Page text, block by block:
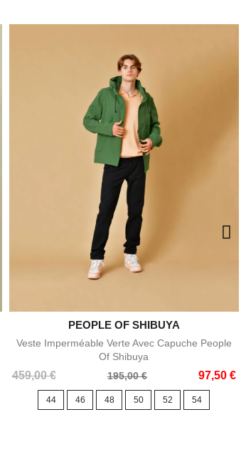
Aperçu rapide
PEOPLE OF SHIBUYA
Veste Imperméable Verte Avec Capuche People
Of Shibuya
459,00 €
Prix
195,00 € 97,50 €
Prix
44 46 48 50 52 54